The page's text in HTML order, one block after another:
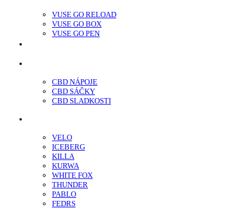
VUSE GO RELOAD
VUSE GO BOX
VUSE GO PEN
CBD NÁPOJE
CBD SÁČKY
CBD SLADKOSTI
VELO
ICEBERG
KILLA
KURWA
WHITE FOX
THUNDER
PABLO
FEDRS